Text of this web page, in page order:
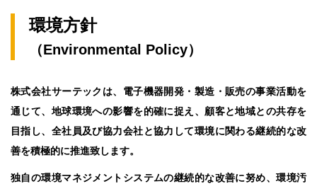
環境方針
（Environmental Policy）
株式会社サーテックは、電子機器開発・製造・販売の事業活動を
通じて、地球環境への影響を的確に捉え、顧客と地域との共存を
目指し、全社員及び協力会社と協力して環境に関わる継続的な改
善を積極的に推進致します。
独自の環境マネジメントシステムの継続的な改善に努め、環境汚